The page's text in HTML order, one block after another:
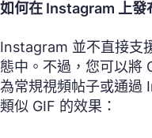
如何在 Instagram 上發
Instagram 並不直接支
態中。不過，您可以將
為常規視頻帖子或通過
類似 GIF 的效果：